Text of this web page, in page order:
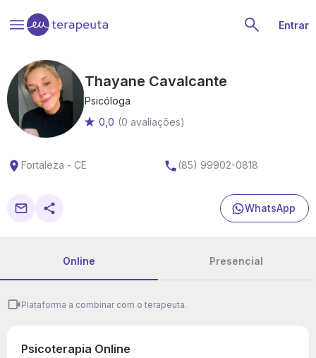
Entrar
Thayane Cavalcante
Psicóloga
0,0 (0 avaliações)
Fortaleza - CE (85) 99902-0818
WhatsApp
Online Presencial
Plataforma a combinar com o terapeuta.
Psicoterapia Online